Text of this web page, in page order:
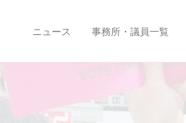
ニュース 事務所・議員一覧